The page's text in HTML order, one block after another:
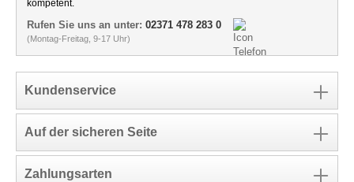
kompetent.
Rufen Sie uns an unter: 02371 478 283 0
(Montag-Freitag, 9-17 Uhr)
Kundenservice
Auf der sicheren Seite
Zahlungsarten